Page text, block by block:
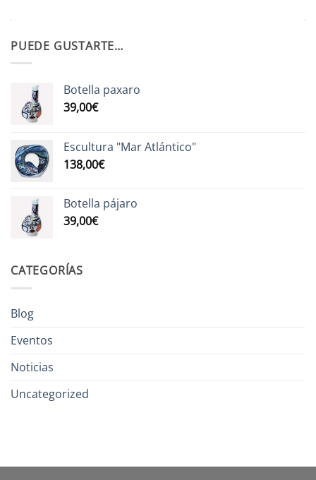
PUEDE GUSTARTE…
Botella paxaro
39,00€
Escultura "Mar Atlántico"
138,00€
Botella pájaro
39,00€
CATEGORÍAS
Blog
Eventos
Noticias
Uncategorized